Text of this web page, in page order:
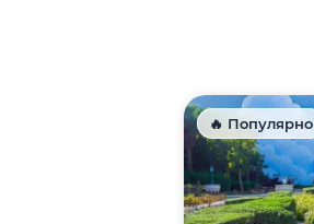
🔥 Популярно